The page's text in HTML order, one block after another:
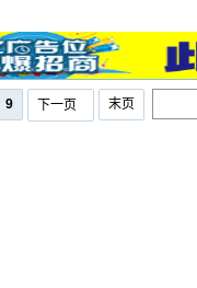
9 下一页 末页